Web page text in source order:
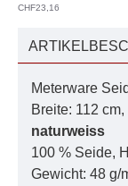
CHF23,16
Meterware
Breite: 112 cm,
naturweiss
100 % Seide,
Gewicht: 48 g/